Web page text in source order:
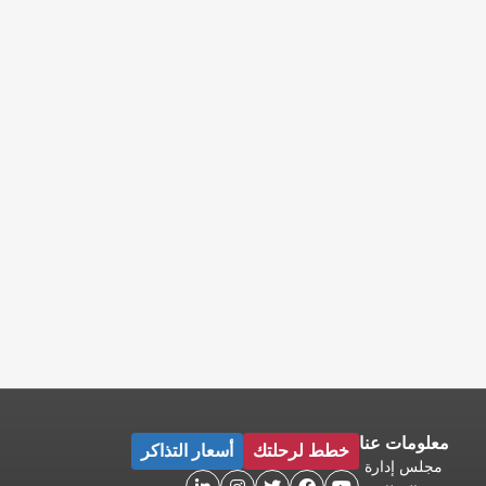
معلومات عنا
مجلس إدارة
خطط لرحلتك أسعار التذاكر